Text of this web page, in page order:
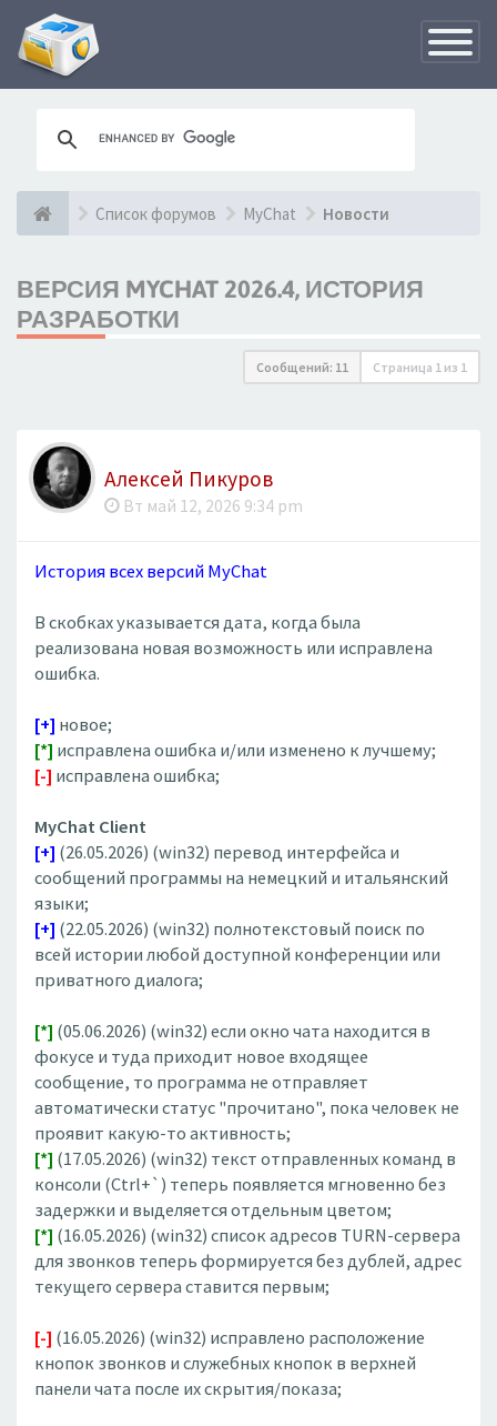
Список форумов MyChat Новости
ВЕРСИЯ MYCHAT 2026.4, ИСТОРИЯ
РАЗРАБОТКИ
Сообщений: 11 Страница 1 из 1
Алексей Пикуров
Вт май 12, 2026 9:34 pm
История всех версий MyChat
В скобках указывается дата, когда была
реализована новая возможность или исправлена
ошибка.
[+] новое;
[*] исправлена ошибка и/или изменено к лучшему;
[-] исправлена ошибка;
MyChat Client
[+] (26.05.2026) (win32) перевод интерфейса и
сообщений программы на немецкий и итальянский
языки;
[+] (22.05.2026) (win32) полнотекстовый поиск по
всей истории любой доступной конференции или
приватного диалога;
[*] (05.06.2026) (win32) если окно чата находится в
фокусе и туда приходит новое входящее
сообщение, то программа не отправляет
автоматически статус "прочитано", пока человек не
проявит какую-то активность;
[*] (17.05.2026) (win32) текст отправленных команд в
консоли (Ctrl+`) теперь появляется мгновенно без
задержки и выделяется отдельным цветом;
[*] (16.05.2026) (win32) список адресов TURN-сервера
для звонков теперь формируется без дублей, адрес
текущего сервера ставится первым;
[-] (16.05.2026) (win32) исправлено расположение
кнопок звонков и служебных кнопок в верхней
панели чата после их скрытия/показа;